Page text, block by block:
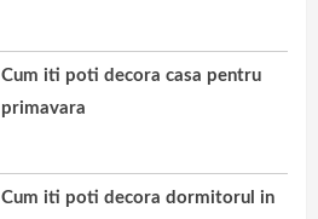
Cum iti poti decora casa pentru
primavara
Cum iti poti decora dormitorul in